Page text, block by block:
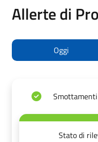
Allerte di
Oggi
Stato di